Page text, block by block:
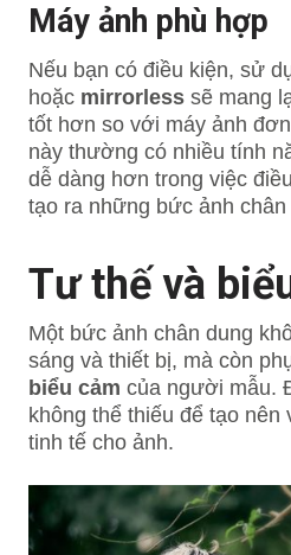
Máy ảnh phù hợp
Nếu bạn có điều kiện, sử
hoặc mirrorlesssẽ mang
tốt hơn so với máy ảnh
này thường có nhiều tính
dễ dàng hơn trong việc
tạo ra những bức ảnh
Tư thế và
Một bức ảnh chân dung
sáng và thiết bị, mà còn
biểu cảm của người mẫu.
không thể thiếu để tạo nên
tinh tế cho ảnh.